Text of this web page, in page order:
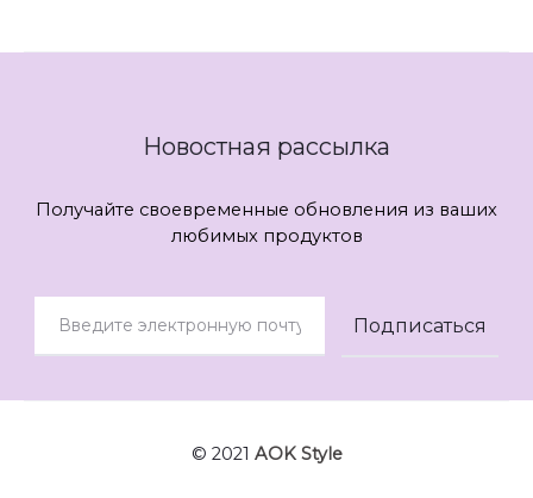
Новостная рассылка
Получайте своевременные обновления из ваших
любимых продуктов
© 2021 AOK Style